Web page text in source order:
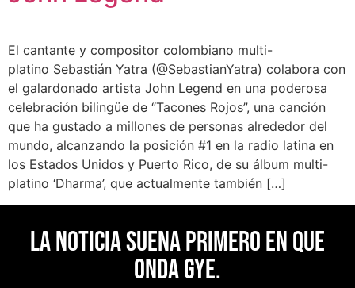
El cantante y compositor colombiano multi-
platino Sebastián Yatra (@SebastianYatra) colabora con
el galardonado artista John Legend en una poderosa
celebración bilingüe de “Tacones Rojos”, una canción
que ha gustado a millones de personas alrededor del
mundo, alcanzando la posición #1 en la radio latina en
los Estados Unidos y Puerto Rico, de su álbum multi-
platino ‘Dharma’, que actualmente también […]
La noticia suena primero en Que
Onda Gye.